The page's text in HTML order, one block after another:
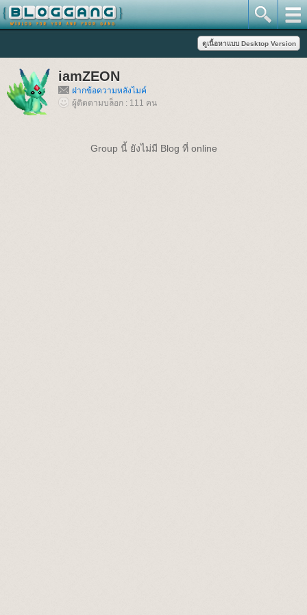
iamZEON
ฝากข้อความหลังไมค์
ผู้ติดตามบล็อก : 111 คน
Group นี้ ยังไม่มี Blog ที่ online